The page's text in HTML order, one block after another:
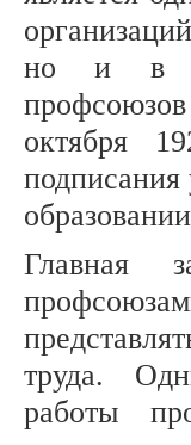
но и в
октября
Главная
труда.
работы